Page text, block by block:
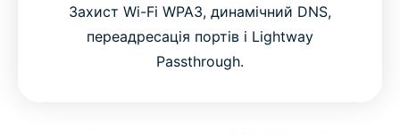
Захист Wi-Fi WPA3, динамічний DNS,
переадресація портів і Lightway
Passthrough.